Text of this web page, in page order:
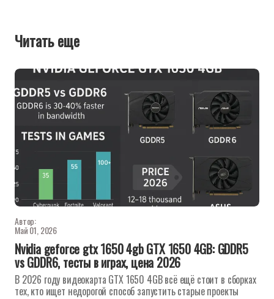
Читать еще
Автор:
Май 01, 2026
Nvidia geforce gtx 1650 4gb GTX 1650 4GB: GDDR5
vs GDDR6, тесты в играх, цена 2026
В 2026 году видеокарта GTX 1650 4GB всё ещё стоит в сборках
тех, кто ищет недорогой способ запустить старые проекты